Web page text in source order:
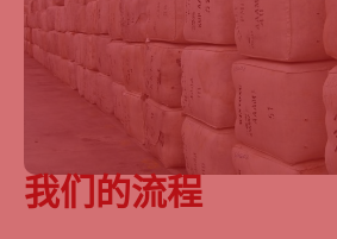
我们的流程